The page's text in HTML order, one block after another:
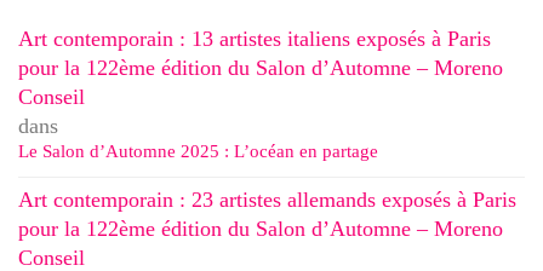
Art contemporain : 13 artistes italiens exposés à Paris
pour la 122ème édition du Salon d’Automne – Moreno
Conseil
dans
Le Salon d’Automne 2025 : L’océan en partage
Art contemporain : 23 artistes allemands exposés à Paris
pour la 122ème édition du Salon d’Automne – Moreno
Conseil